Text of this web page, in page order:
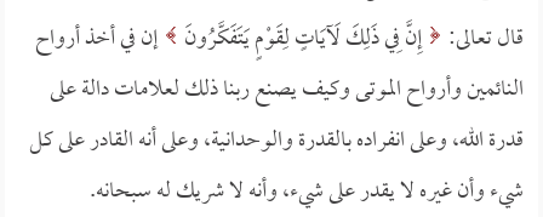
قال تعالى: إِنَّ فِي ذَلِكَ لَآيَاتٍ لِقَوْمٍ يَتَفَكَّرُونَ إن في أخذ أرواح
النائمين وأرواح الموتى وكيف يصنع ربنا ذلك لعلامات دالة على
قدرة الله، وعلى انفراده بالقدرة والوحدانية، وعلى أنه القادر على كل
شيء وأن غيره لا يقدر على شيء، وأنه لا شريك له سبحانه.